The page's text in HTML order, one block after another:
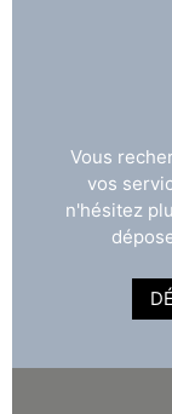
Vous
vos
n'hésitez